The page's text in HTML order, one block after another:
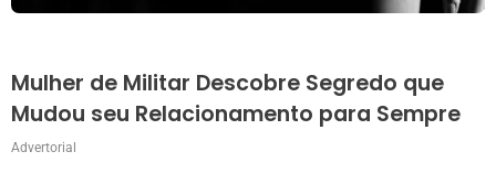
Mulher de Militar Descobre Segredo que
Mudou seu Relacionamento para Sempre
Advertorial